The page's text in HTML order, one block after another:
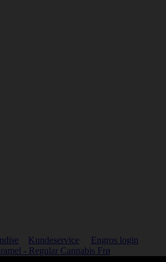
Kundeservice
Engros login
- Regular Cannabis Frø